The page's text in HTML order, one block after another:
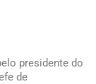
presidente do
de